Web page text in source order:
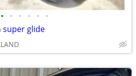
• • • • • •
super glide